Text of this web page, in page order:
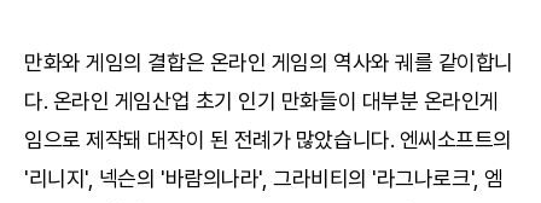
만화와 게임의 결합은 온라인 게임의 역사와 궤를 같이합니
다. 온라인 게임산업 초기 인기 만화들이 대부분 온라인게
임으로 제작돼 대작이 된 전례가 많았습니다. 엔씨소프트의
'리니지', 넥슨의 '바람의나라', 그라비티의 '라그나로크', 엠